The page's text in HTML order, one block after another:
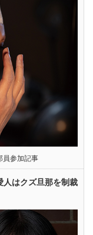
員参加記事
はクズ旦那を制裁